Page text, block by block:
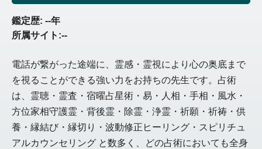
鑑定歴: --年
所属サイト:--
電話が繋がった途端に、霊感・霊視により心の奥底まで
を視ることができる強い力をお持ちの先生です。占術
は、霊聴・霊査・宿曜占星術・易・人相・手相・風水・
方位家相守護霊・背後霊・除霊・浄霊・祈願・祈祷・供
養・縁結び・縁切り・波動修正ヒーリング・スピリチュ
アルカウンセリング と数多く、どの占術においても全身